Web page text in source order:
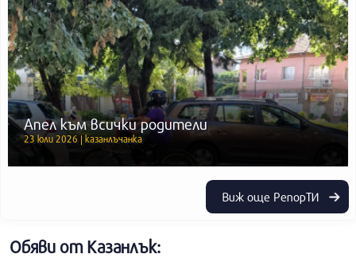
Апел към всички родители
23 юли 2026 | казанлъчанка
Виж още РепорТИ
Обяви от Казанлък: